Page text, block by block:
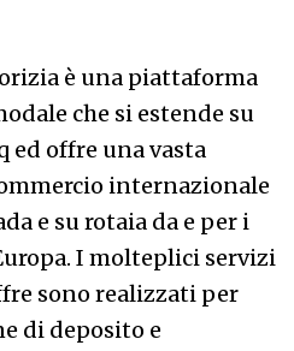
è una piattaforma
che si estende su
ed offre una vasta
internazionale
e su rotaia da e per i
I molteplici servizi
sono realizzati per
di deposito e